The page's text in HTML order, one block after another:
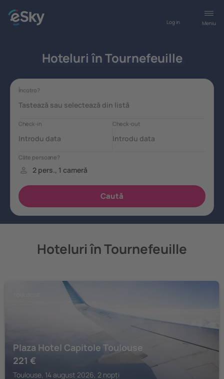
Meniu
Log in
Hoteluri în Tournefeuille
Hoteluri în Tournefeuille
Plaza Hotel Capitole Toulouse
221 €
Toulouse, 14 august 2026, 2 nopți